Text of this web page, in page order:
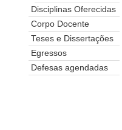
Disciplinas Oferecidas
Corpo Docente
Teses e Dissertações
Egressos
Defesas agendadas